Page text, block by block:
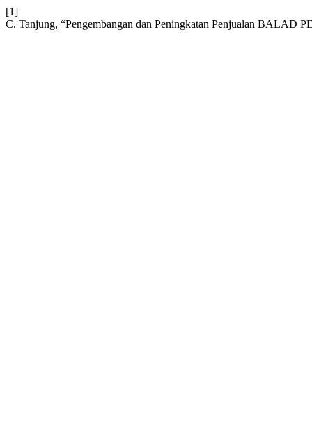
[1]
C. Tanjung, “Pengembangan dan Peningkatan Penjualan BALAD